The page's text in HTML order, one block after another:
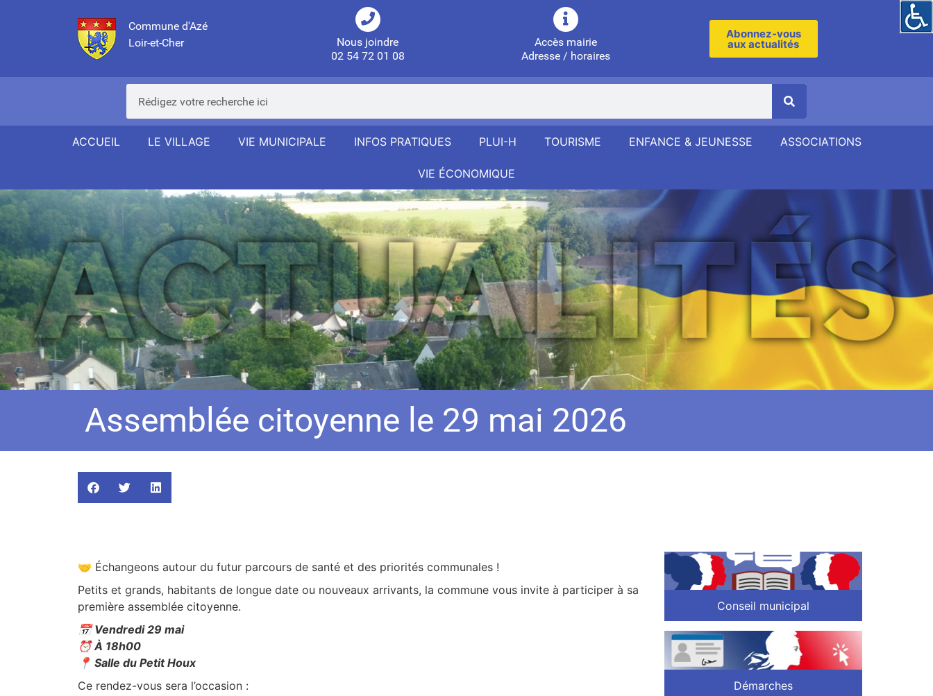
Commune d'Azé
Loir-et-Cher
Nous joindre
02 54 72 01 08
Accès mairie
Adresse / horaires
Abonnez-vous
aux actualités
ACCUEIL LE VILLAGE VIE MUNICIPALE INFOS PRATIQUES PLUI-H TOURISME ENFANCE & JEUNESSE ASSOCIATIONS
VIE ÉCONOMIQUE
Assemblée citoyenne le 29 mai 2026
🤝 Échangeons autour du futur parcours de santé et des priorités communales !
Petits et grands, habitants de longue date ou nouveaux arrivants, la commune vous invite à participer à sa
première assemblée citoyenne.
📅 Vendredi 29 mai
⏰ À 18h00
📍 Salle du Petit Houx
Ce rendez-vous sera l’occasion :
Conseil municipal
Démarches